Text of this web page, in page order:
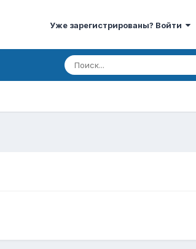
Уже зарегистрированы? Войти